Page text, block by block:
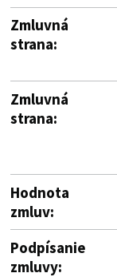
Zmluvná
strana:
Zmluvná
strana:
Hodnota
zmluv:
Podpísanie
zmluvy: